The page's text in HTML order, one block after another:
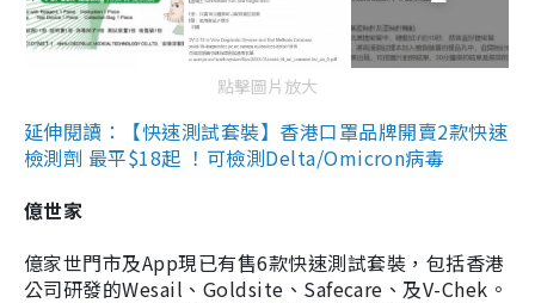
點擊圖片放大
延伸閱讀：【快速測試套裝】香港口罩品牌開賣2款快速
檢測劑 最平$18起 ！可檢測Delta/Omicron病毒
億世家
億家世門市及App現已有售6款快速測試套裝，包括香港
公司研發的Wesail、Goldsite、Safecare、及V-Chek。